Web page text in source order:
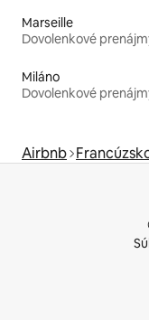
Marseille
Dovolenkové
Miláno
Dovolenkové
Airbnb